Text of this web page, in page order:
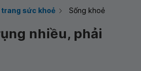
trang sức khoẻ Sống khoẻ
nhiều, phải